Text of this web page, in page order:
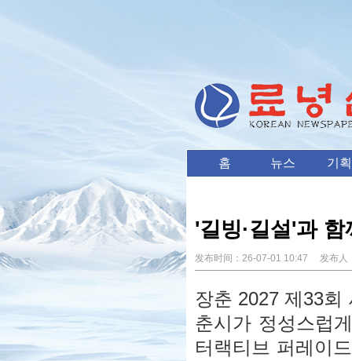
홈 뉴스 기획
'길빙·길설'과
发布时间： 26-07-01 10:47 发布人
장춘 2027 제33
춘시가 정성스럽
터랙티브 퍼레이